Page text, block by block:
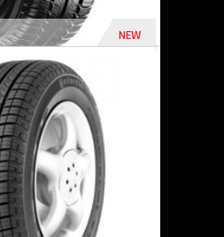
NEW
458 Dhs